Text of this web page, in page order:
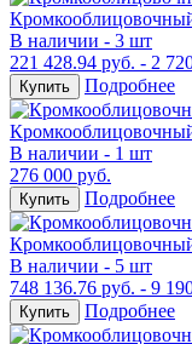
В наличии - 3 шт
221 428.94 руб. - 2
Купить Подробнее
В наличии - 1 шт
276 000 руб.
Купить Подробнее
В наличии - 5 шт
748 136.76 руб. - 9
Купить Подробнее